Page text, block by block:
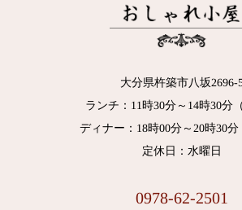
大分県杵築市八坂2696-
ランチ：11時30分～14時30分
ディナー：18時00分～20時30分
定休日：水曜日
0978-62-2501